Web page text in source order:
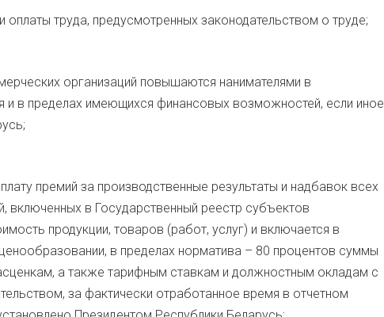
труда, предусмотренных законодательством о труде;
организаций повышаются нанимателями в
и в пределах имеющихся финансовых возможностей, если иное
премий за производственные результаты и надбавок всех
включенных в Государственный реестр субъектов
продукции, товаров (работ, услуг) и включается в
в пределах норматива – 80 процентов суммы
а также тарифным ставкам и должностным окладам с
за фактически отработанное время в отчетном